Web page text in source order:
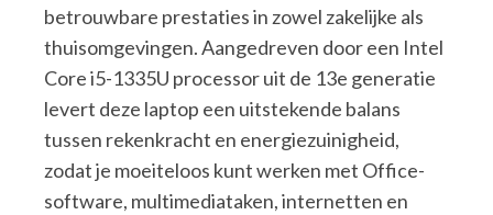
betrouwbare prestaties in zowel zakelijke als
thuisomgevingen. Aangedreven door een Intel
Core i5-1335U processor uit de 13e generatie
levert deze laptop een uitstekende balans
tussen rekenkracht en energiezuinigheid,
zodat je moeiteloos kunt werken met Office-
software, multimediataken, internetten en